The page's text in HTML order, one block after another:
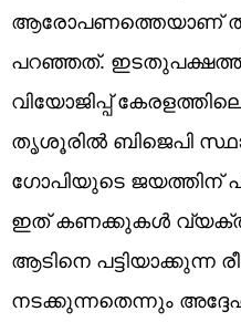
ആരോപണത്തെയാണ്
പറഞ്ഞത്.
വിയോജിപ്പ്
തൃശൂരിൽ ബിജെപി
ഗോപിയുടെ ജയത്തിന്
ഇത് കണക്കുകൾ
ആടിനെ പട്ടിയാക്കുന്ന
നടക്കുന്നതെന്നും